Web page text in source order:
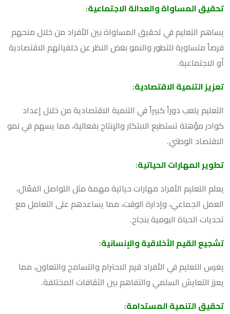
تحقيق المساواة والعدالة الاجتماعية:
يساهم التعليم في تحقيق المساواة بين الأفراد من خلال منحهم
فرصاً متساوية للتطور والنمو بغض النظر عن خلفياتهم الاقتصادية
أو الاجتماعية.
تعزيز التنمية الاقتصادية:
التعليم يلعب دوراً كبيراً في التنمية الاقتصادية من خلال إعداد
كوادر مؤهلة تستطيع الابتكار والإنتاج بفعالية، مما يسهم في نمو
الاقتصاد الوطني.
تطوير المهارات الحياتية:
يعلم التعليم الأفراد مهارات حياتية مهمة مثل التواصل الفعّال،
العمل الجماعي، وإدارة الوقت، مما يساعدهم على التعامل مع
تحديات الحياة اليومية بنجاح.
تشجيع القيم الأخلاقية والإنسانية:
يغرس التعليم في الأفراد قيم الاحترام والتسامح والتعاون، مما
يعزز التعايش السلمي والتفاهم بين الثقافات المختلفة.
تحقيق التنمية المستدامة: